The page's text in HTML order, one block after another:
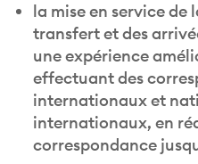
la mise en service
transfert et des
une expérience
effectuant des
internationaux et
internationaux, en
correspondance